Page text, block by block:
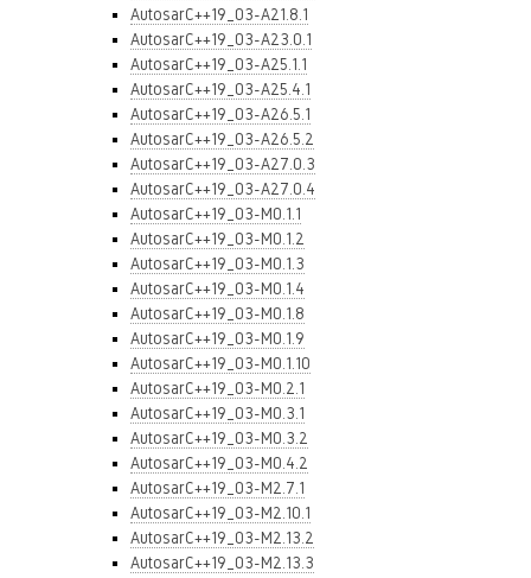
AutosarC++19_03-A21.8.1
AutosarC++19_03-A23.0.1
AutosarC++19_03-A25.1.1
AutosarC++19_03-A25.4.1
AutosarC++19_03-A26.5.1
AutosarC++19_03-A26.5.2
AutosarC++19_03-A27.0.3
AutosarC++19_03-A27.0.4
AutosarC++19_03-M0.1.1
AutosarC++19_03-M0.1.2
AutosarC++19_03-M0.1.3
AutosarC++19_03-M0.1.4
AutosarC++19_03-M0.1.8
AutosarC++19_03-M0.1.9
AutosarC++19_03-M0.1.10
AutosarC++19_03-M0.2.1
AutosarC++19_03-M0.3.1
AutosarC++19_03-M0.3.2
AutosarC++19_03-M0.4.2
AutosarC++19_03-M2.7.1
AutosarC++19_03-M2.10.1
AutosarC++19_03-M2.13.2
AutosarC++19_03-M2.13.3